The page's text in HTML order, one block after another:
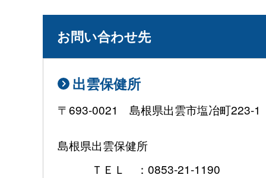
お問い合わせ先
出雲保健所
〒693-0021 島根県出雲市塩冶町223-1
島根県出雲保健所
ＴＥＬ ：0853-21-1190